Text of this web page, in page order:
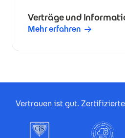
Verträge und
Mehr erfahren
Vertrauen ist gut.